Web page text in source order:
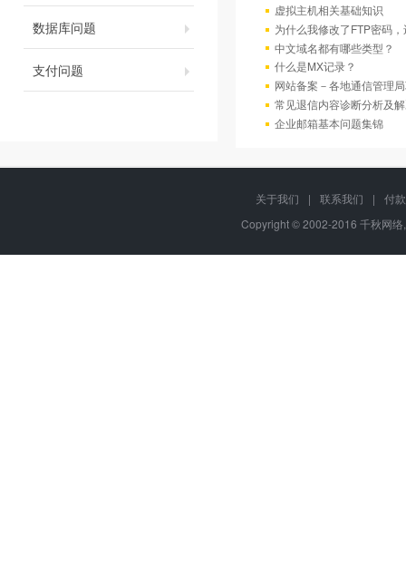
数据库问题
支付问题
虚拟主机相关基础知识
为什么我修改了FTP密码
中文域名都有哪些类型？
什么是MX记录？
网站备案－各地通信管理
常见退信内容诊断分析及
企业邮箱基本问题集锦
关于我们 | 联系我们 |
付
Copyright © 2002-2016 千秋网